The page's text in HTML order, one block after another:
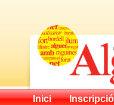
Inici Inscripció